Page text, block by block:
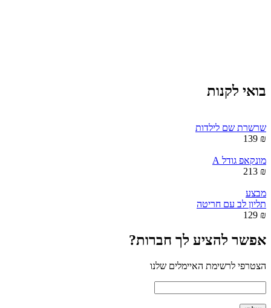
בואי לקנות
שרשרת שם לילדות
₪ 139
מונקאפ גודל A
₪ 213
מבצע
תליון לב עם חריטה
₪ 129
אפשר להציע לך חברות?
הצטרפי לרשימת האיימלים שלנו